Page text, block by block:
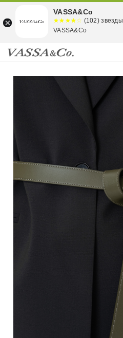
VASSA&Co
☆☆☆☆☆
★★★★
★
(102) звезды
VASSA&Co